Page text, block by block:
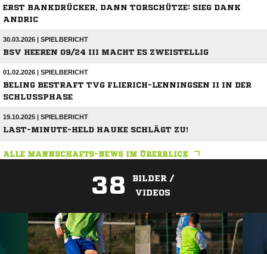
ERST BANKDRÜCKER, DANN TORSCHÜTZE: SIEG DANK
ANDRIC
30.03.2026 | SPIELBERICHT
BSV HEEREN 09/24 III MACHT ES ZWEISTELLIG
01.02.2026 | SPIELBERICHT
BELING BESTRAFT TVG FLIERICH-LENNINGSEN II IN DER
SCHLUSSPHASE
19.10.2025 | SPIELBERICHT
LAST-MINUTE-HELD HAUKE SCHLÄGT ZU!
ALLE MANNSCHAFTS-NEWS IM ÜBERBLICK
38
BILDER /
VIDEOS